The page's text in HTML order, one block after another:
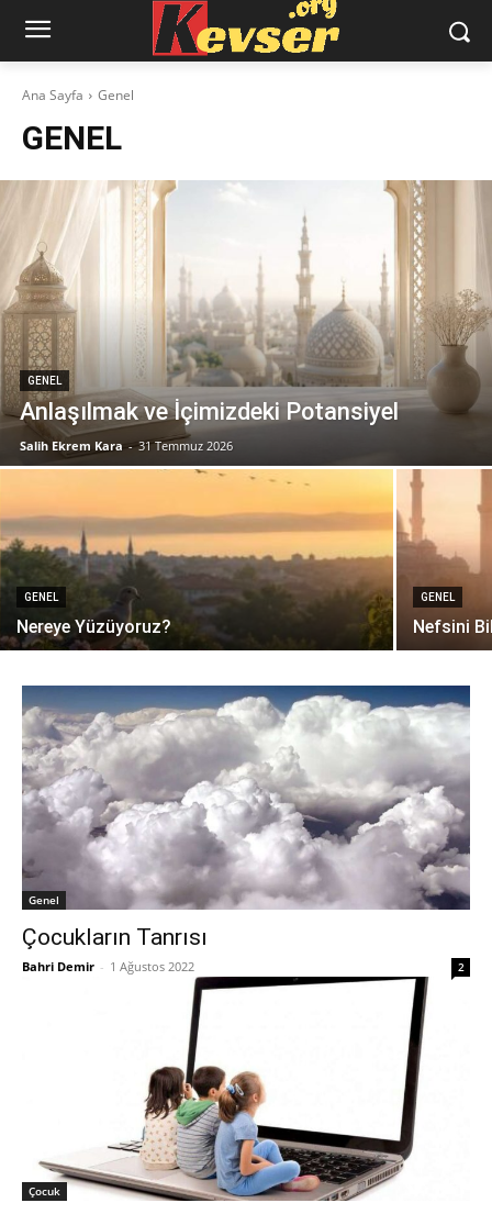
Ana Sayfa Genel
GENEL
GENEL
Anlaşılmak ve İçimizdeki Potansiyel
Salih Ekrem Kara - 31 Temmuz 2026
GENEL
Nereye Yüzüyoruz?
GENEL
Nefsini
Genel
Çocukların Tanrısı
Bahri Demir - 1 Ağustos 2022 2
Çocuk